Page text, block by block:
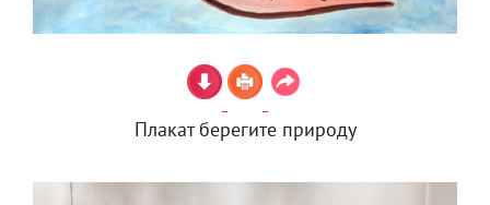
Плакат берегите природу